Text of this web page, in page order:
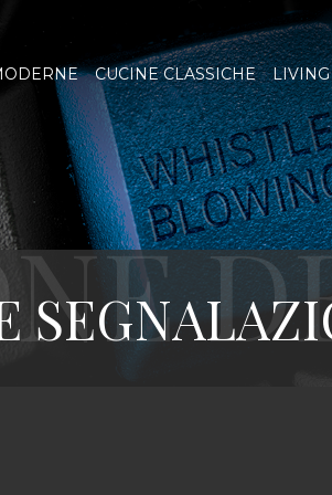
CUCINE CLASSICHE LIVING